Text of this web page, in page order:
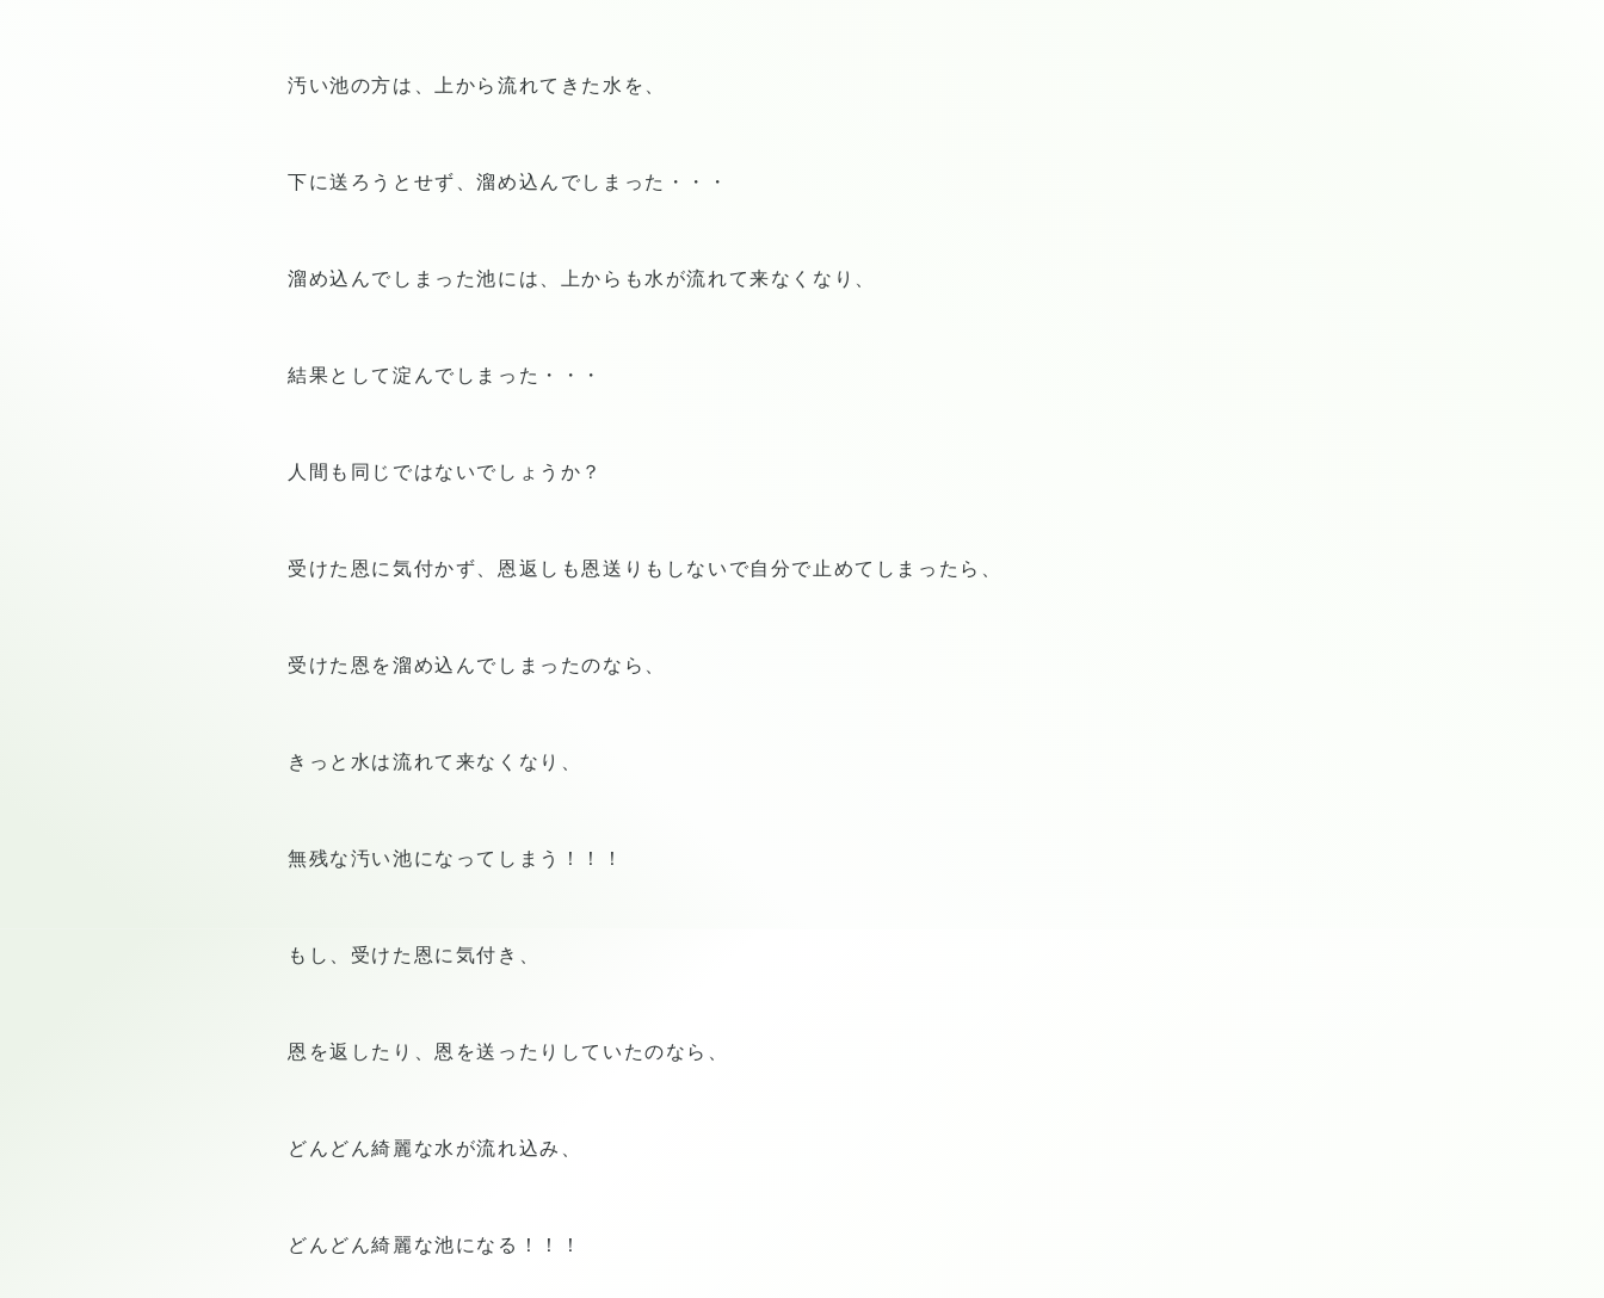
汚い池の方は、上から流れてきた水を、
下に送ろうとせず、溜め込んでしまった・・・
溜め込んでしまった池には、上からも水が流れて来なくなり、
結果として淀んでしまった・・・
人間も同じではないでしょうか？
受けた恩に気付かず、恩返しも恩送りもしないで自分で止めてしまったら、
受けた恩を溜め込んでしまったのなら、
きっと水は流れて来なくなり、
無残な汚い池になってしまう！！！
もし、受けた恩に気付き、
恩を返したり、恩を送ったりしていたのなら、
どんどん綺麗な水が流れ込み、
どんどん綺麗な池になる！！！